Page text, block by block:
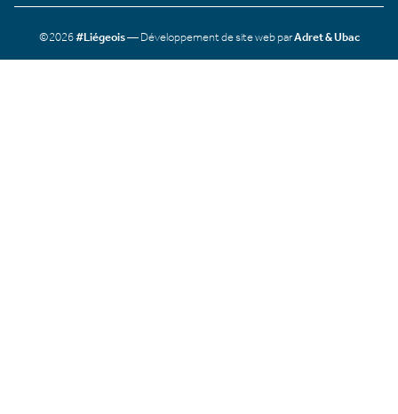
©2026#Liégeois— Développement de site web parAdret & Ubac